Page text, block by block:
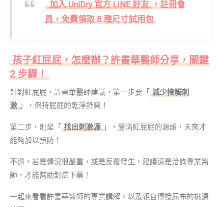
加入 UniDry 官方 LINE 好友 ，註冊會
員，免費領取 8 種尺寸試用包
孩子紅屁屁，怎麼辦？許書華醫師分享，關鍵
2 步驟！
針對紅屁屁，許書華醫師建議，第一步要「 減少接觸刺
激 」，保持屁屁的乾淨舒爽！
第二步，則是「 找出刺激源 」，釐清紅屁屁的源頭，未來才
能夠加以預防！
不過，若是情況很嚴重，或是反覆發生，建議還是洽詢專業醫
師，才能幫助對症下藥！
一起來看看許書華醫師的專業講解，以及親自傳授尿布的挑選